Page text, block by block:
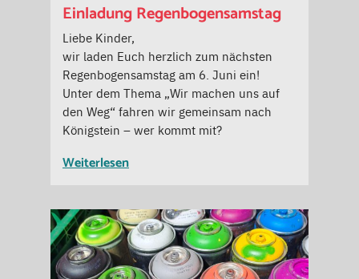
Einladung Regenbogensamstag
Liebe Kinder,
wir laden Euch herzlich zum nächsten
Regenbogensamstag am 6. Juni ein!
Unter dem Thema „Wir machen uns auf
den Weg“ fahren wir gemeinsam nach
Königstein – wer kommt mit?
Weiterlesen